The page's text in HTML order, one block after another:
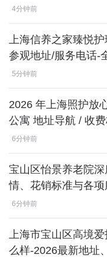
攻略
4分钟前
上海信养之家臻悦
参观地址/服务电话-
5分钟前
2026 年上海照护放
公寓 地址导航 / 收
6分钟前
宝山区怡景养老院
情、花销标准与各
6分钟前
上海市宝山区高境
么样-2026最新地址